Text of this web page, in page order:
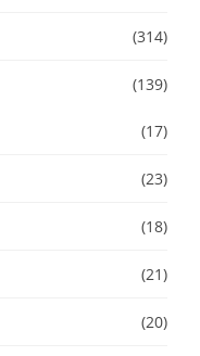
(314)
(139)
(17)
(23)
(18)
(21)
(20)